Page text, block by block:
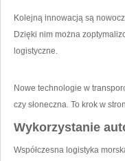
Kolejną ‍innowacją są
Dzięki nim można
logistyczne.
Nowe technologie w
czy słoneczna. To krok w
Wykorzystanie‌
Współczesna logistyka